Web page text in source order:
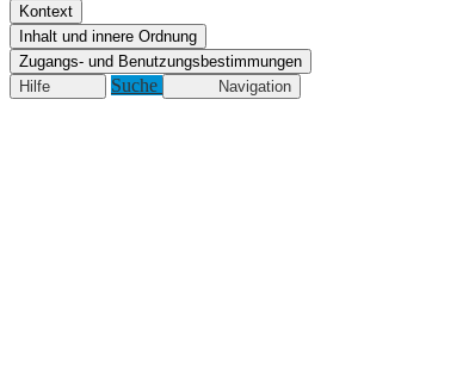
Kontext
Inhalt und innere Ordnung
Zugangs- und Benutzungsbestimmungen
Hilfe
Suche Navigation